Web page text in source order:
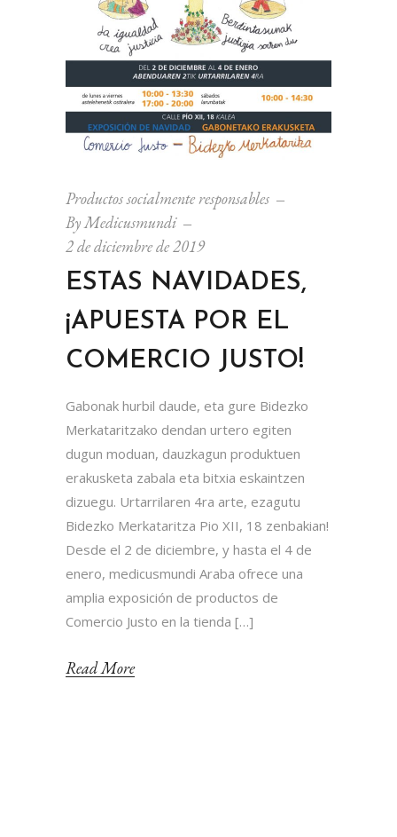
Productos socialmente responsables
ByMedicusmundi
2 de diciembre de 2019
ESTAS NAVIDADES,
¡APUESTA POR EL
COMERCIO JUSTO!
Gabonak hurbil daude, eta gure Bidezko
Merkataritzako dendan urtero egiten
dugun moduan, dauzkagun produktuen
erakusketa zabala eta bitxia eskaintzen
dizuegu. Urtarrilaren 4ra arte, ezagutu
Bidezko Merkataritza Pio XII, 18 zenbakian!
Desde el 2 de diciembre, y hasta el 4 de
enero, medicusmundi Araba ofrece una
amplia exposición de productos de
Comercio Justo en la tienda […]
Read More